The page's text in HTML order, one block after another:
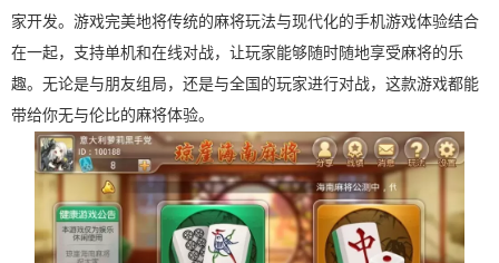
家开发。游戏完美地将传统的麻将玩法与现代化的手机游戏体验结合
在一起，支持单机和在线对战，让玩家能够随时随地享受麻将的乐
趣。无论是与朋友组局，还是与全国的玩家进行对战，这款游戏都能
带给你无与伦比的麻将体验。